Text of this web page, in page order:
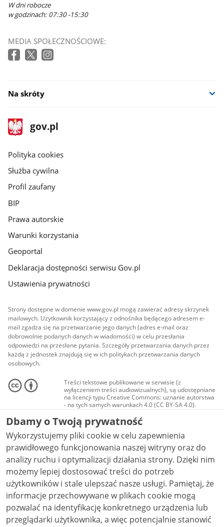
W dni robocze
w godzinach: 07:30 -15:30
MEDIA SPOŁECZNOŚCIOWE:
Na skróty
stopka
gov.pl
Strona
gov.pl
gov.pl
Polityka cookies
Służba cywilna
Profil zaufany
BIP
Prawa autorskie
Warunki korzystania
Geoportal
Deklaracja dostępności serwisu Gov.pl
Ustawienia prywatności
Strony dostępne w domenie www.gov.pl mogą zawierać adresy skrzynek
mailowych. Użytkownik korzystający z odnośnika będącego adresem e-
mail zgadza się na przetwarzanie jego danych (adres e-mail oraz
dobrowolnie podanych danych w wiadomości) w celu przesłania
odpowiedzi na przesłane pytania. Szczegóły przetwarzania danych przez
każdą z jednostek znajdują się w ich politykach przetwarzania danych
osobowych.
Treści tekstowe publikowane w serwisie (z
wyłączeniem treści audiowizualnych), są udostępniane
na licencji typu Creative Commons: uznanie autorstwa
- na tych samych warunkach 4.0 (CC BY-SA 4.0).
Materiały audiowizualne, w tym zdjęcia, materiały
audio i wideo, są udostępniane na licencji typu
Creative Commons: uznanie autorstwa użycie
niekomercyjne - bez utworów zależnych 4.0 (CC BY-
NC-ND 4.0), o ile nie jest to stwierdzone inaczej.
Dbamy o Twoją prywatność
Wykorzystujemy pliki cookie w celu zapewnienia
prawidłowego funkcjonowania naszej witryny oraz do
analizy ruchu i optymalizacji działania strony. Dzięki nim
możemy lepiej dostosować treści do potrzeb
użytkowników i stale ulepszać nasze usługi. Pamiętaj, że
informacje przechowywane w plikach cookie mogą
pozwalać na identyfikację konkretnego urządzenia lub
przeglądarki użytkownika, a więc potencjalnie stanowić